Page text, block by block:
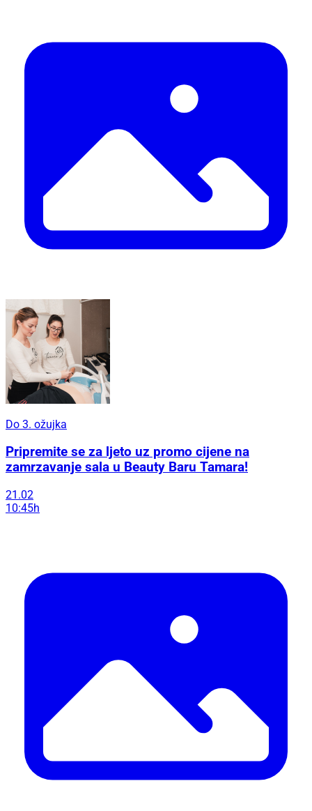
Do 3. ožujka
Pripremite se za ljeto uz promo cijene na
zamrzavanje sala u Beauty Baru Tamara!
21.02
10:45h